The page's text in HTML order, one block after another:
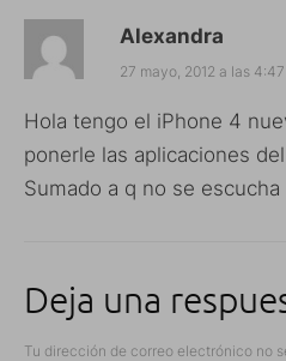
Alexandra
27 mayo, 2012 a las 4:47
Hola tengo el iPhone 4
ponerle las aplicaciones
Sumado a q no se escucha
Deja una
Tu dirección de correo electrónico no